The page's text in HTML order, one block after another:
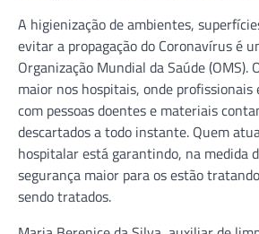
A higienização de ambientes,
evitar a propagação do Coronavírus é
Organização Mundial da Saúde (OMS).
maior nos hospitais, onde
com pessoas doentes e materiais
descartados a todo instante. Quem
hospitalar está garantindo, na medida
segurança maior para os estão
sendo tratados.